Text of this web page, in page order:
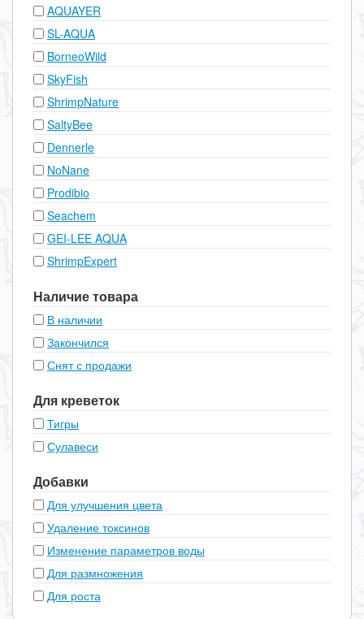
AQUAYER
SL-AQUA
BorneoWild
SkyFish
ShrimpNature
SaltyBee
Dennerle
NoNane
Prodibio
Seachem
GEI-LEE AQUA
ShrimpExpert
Наличие товара
В наличии
Закончился
Снят с продажи
Для креветок
Тигры
Сулавеси
Добавки
Для улучшения цвета
Удаление токсинов
Изменение параметров воды
Для размножения
Для роста